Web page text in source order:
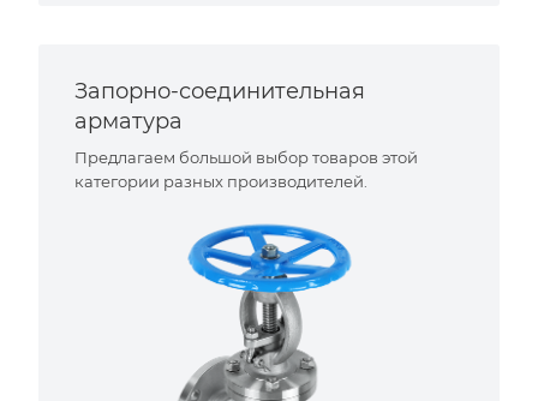
Запорно-соединительная
арматура
Предлагаем большой выбор товаров этой
категории разных производителей.